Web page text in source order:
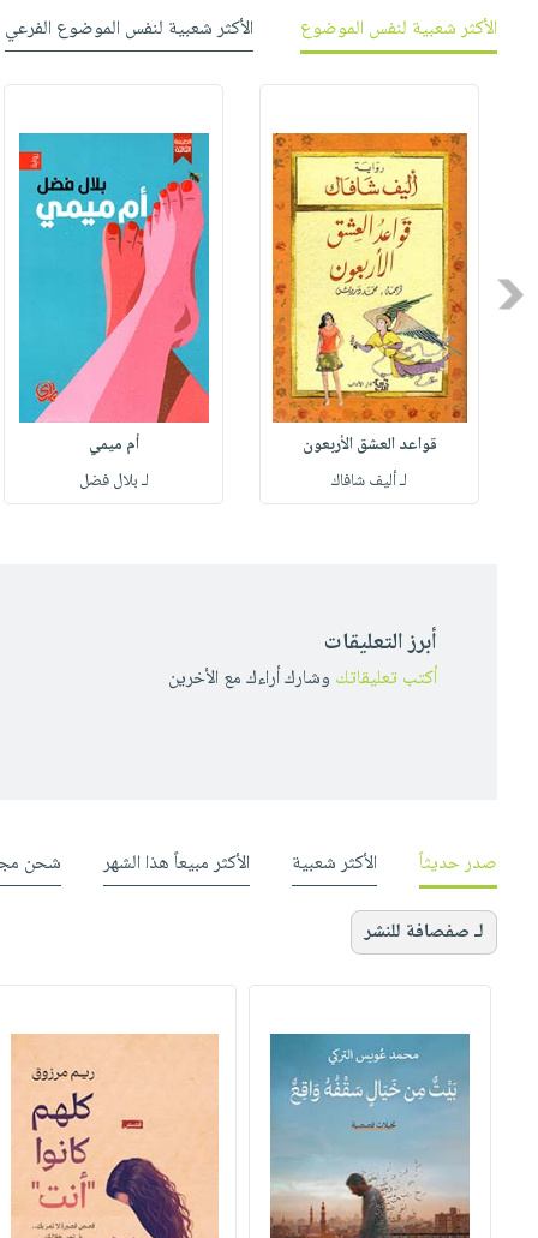
أطفال
مناسبات
فيديوهات
أسئلة
يتكرر
خدمات
وفرات
انشر
كتابك
تواصل
عربة
الإصدارات
الأكثر شعبية لنفس الموضوع
الأكثر شعبية لنفس الموضوع الفرعي
Previous
قواعد العشق الأربعون
لـ أليف شافاك
أم ميمي
لـ بلال فضل
أبرز التعليقات
أكتب تعليقاتك وشارك أراءك مع الأخرين
صدر حديثاً الأكثر شعبية الأكثر مبيعاً هذا الشهر شحن
لـ صفصافة للنشر